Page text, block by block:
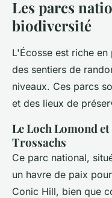
Les parcs
biodiversité
L'Écosse est riche
des sentiers de
niveaux. Ces parcs
et des lieux de
Le Loch Lomond
Trossachs
Ce parc national,
un havre de paix
Conic Hill, bien que